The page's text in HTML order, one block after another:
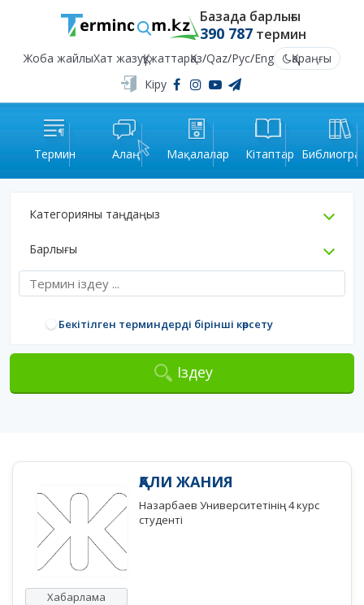
Базада барлығы
390 787термин
Жоба жайлыХат жазуҚұжаттарҚаз/Qaz/Рус/Eng
Қараңғы
Кіру
Термин Алаң Мақалалар Кітаптар
Категорияны таңдаңыз
Барлығы
Бекітілген терминдерді бірінші көрсету
Іздеу
Хабарлама
ҚАЛИ ЖАНИЯ
Назарбаев Университетінің 4 курс
студенті